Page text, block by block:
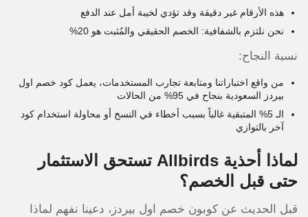
هذه الأرقام غير دقيقة وقد تؤدي لخيبة أمل عند الدفع
نحن نلتزم بالشفافية: الخصم الحقيقي والمُثبت هو 20%
نسبة النجاح:
من واقع اختباراتنا ومتابعة تجارب المستخدمات، يعمل كود خصم اول
بيردز السعودية بنجاح في 95% من الحالات
الـ 5% المتبقية غالباً بسبب أخطاء في النسخ أو محاولة استخدام كود
آخر بالتوازي
لماذا أحذية Allbirds تستحق الاستثمار
حتى قبل الخصم؟
قبل الحديث عن كوبون خصم اول بيردز، دعينا نفهم لماذا